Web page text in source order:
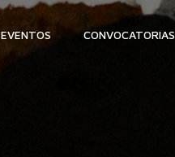
EVENTOS CONVOCATORIAS